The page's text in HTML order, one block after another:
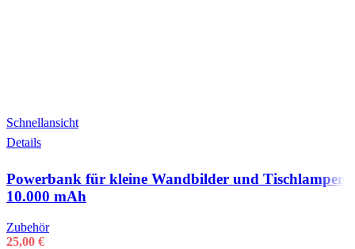
Schnellansicht
Details
Powerbank für kleine Wandbilder und Tischlampen
10.000 mAh
Zubehör
25,00 €